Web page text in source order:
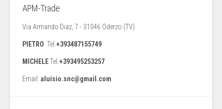
APM-Trade
Via Armando Diaz, 7 - 31046 Oderzo (TV)
PIETRO Tel. +393487155749
MICHELETel. +393495253257
Email: aluisio.snc@gmail.com